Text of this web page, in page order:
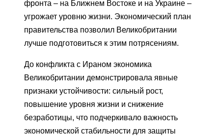
фронта – на Ближнем Востоке и на Украине –
угрожает уровню жизни. Экономический план
правительства позволил Великобритании
лучше подготовиться к этим потрясениям.
До конфликта с Ираном экономика
Великобритании демонстрировала явные
признаки устойчивости: сильный рост,
повышение уровня жизни и снижение
безработицы, что подчеркивало важность
экономической стабильности для защиты